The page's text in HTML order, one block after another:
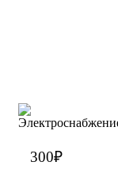
300₽